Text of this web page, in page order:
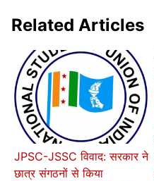
Related Articles
JPSC-JSSC विवाद: सरकार ने
छात्र संगठनों से किया